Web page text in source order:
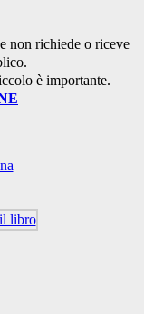
non richiede o riceve
è importante.